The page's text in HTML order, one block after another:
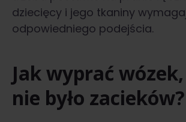
dziecięcy i jego tkaniny
odpowiedniego podejścia.
Jak wyprać
nie było zacieków?